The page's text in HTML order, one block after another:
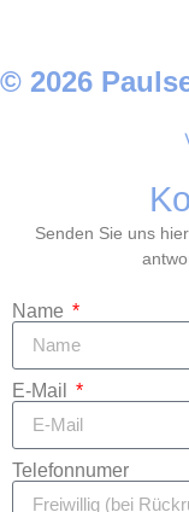
© 2026
Senden Sie uns
Name
E-Mail
Telefonnumer